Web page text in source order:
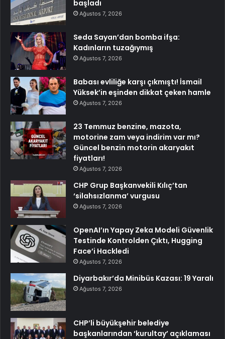
başladı
Ağustos 7, 2026
Seda Sayan’dan bomba ifşa:
Kadınların tuzağıymış
Ağustos 7, 2026
Babası evliliğe karşı çıkmıştı! İsmail
Yüksek’in eşinden dikkat çeken hamle
Ağustos 7, 2026
23 Temmuz benzine, mazota,
motorine zam veya indirim var mı?
Güncel benzin motorin akaryakıt
fiyatları!
Ağustos 7, 2026
CHP Grup Başkanvekili Kılıç’tan
‘silahsızlanma’ vurgusu
Ağustos 7, 2026
OpenAI’ın Yapay Zeka Modeli Güvenlik
Testinde Kontrolden Çıktı, Hugging
Face’i Hackledi
Ağustos 7, 2026
Diyarbakır’da Minibüs Kazası: 19 Yaralı
Ağustos 7, 2026
CHP’li büyükşehir belediye
başkanlarından ‘kurultay’ açıklaması